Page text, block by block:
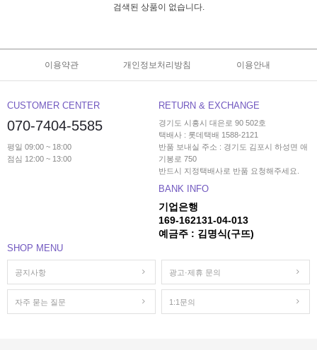
검색된 상품이 없습니다.
이용약관 개인정보처리방침 이용안내
CUSTOMER CENTER
070-7404-5585
평일 09:00 ~ 18:00
점심 12:00 ~ 13:00
RETURN & EXCHANGE
경기도 시흥시 대은로 90 502호
택배사 : 롯데택배 1588-2121
반품 보내실 주소 : 경기도 김포시 하성면 애
기봉로 750
반드시 지정택배사로 반품 요청해주세요.
BANK INFO
기업은행
169-162131-04-013
예금주 : 김명식(구뜨)
SHOP MENU
공지사항 광고·제휴 문의
자주 묻는 질문 1:1문의